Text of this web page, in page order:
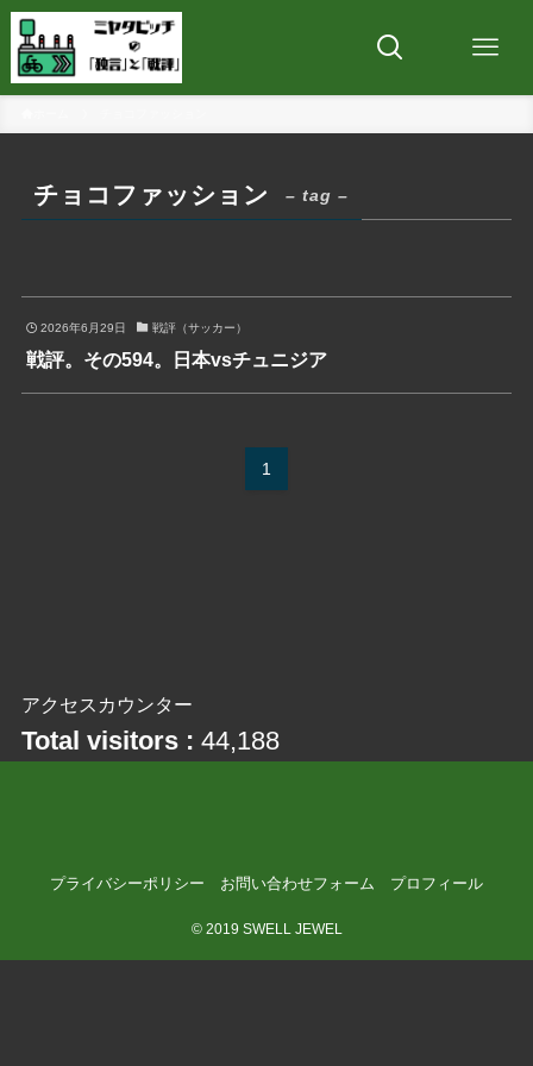
チョコファッション – tag –
2026年6月29日 戦評（サッカー）
戦評。その594。日本vsチュニジア
1
アクセスカウンター
Total visitors : 44,188
プライバシーポリシー お問い合わせフォーム プロフィール
©2019 SWELL JEWEL